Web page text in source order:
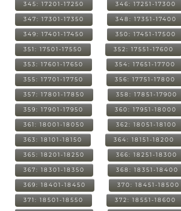
345: 17201-17250 346: 17251-17300
347: 17301-17350 348: 17351-17400
349: 17401-17450 350: 17451-17500
351: 17501-17550 352: 17551-17600
353: 17601-17650 354: 17651-17700
355: 17701-17750 356: 17751-17800
357: 17801-17850 358: 17851-17900
359: 17901-17950 360: 17951-18000
361: 18001-18050 362: 18051-18100
363: 18101-18150 364: 18151-18200
365: 18201-18250 366: 18251-18300
367: 18301-18350 368: 18351-18400
369: 18401-18450 370: 18451-18500
371: 18501-18550 372: 18551-18600